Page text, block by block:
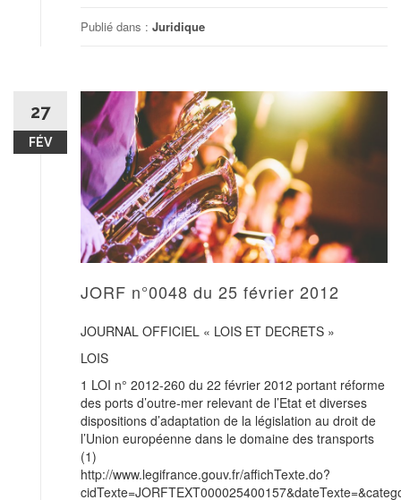
Publié dans : Juridique
27
FÉV
JORF n°0048 du 25 février 2012
JOURNAL OFFICIEL « LOIS ET DECRETS »
LOIS
1 LOI n° 2012-260 du 22 février 2012 portant réforme
des ports d’outre-mer relevant de l’Etat et diverses
dispositions d’adaptation de la législation au droit de
l’Union européenne dans le domaine des transports
(1)
http://www.legifrance.gouv.fr/affichTexte.do?